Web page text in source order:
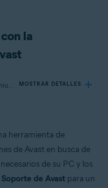
la
Se aplica a Avast One para Windows, Avast Premium Security para Windows, Avast SecureLine VPN para Windows, Avast Cleanup Premium para Windows, Avast AntiTrack para Windows, Avast Driver Updater para Windows, Avast BreachGuard para Windows, Avast Battery Saver para Windows MOSTRAR DETALLES
herramienta de
de Avast en busca de
de su PC y los
Soporte de Avast para un